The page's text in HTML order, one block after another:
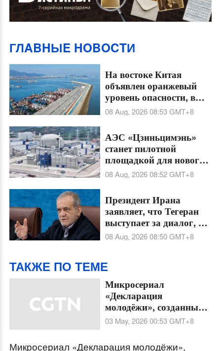
ГЛABHЫE HOBOCTИ
На востоке Китая
объявлен оранжевый
уровень опасности, в
прибрежных
провинциях усилены
меры защиты
08 Aug, 2026 08:53GMT+8
АЭС «Цзиньцимэнь»
станет пилотной
площадкой для нового
реактора «Хуалун-1»
версии 2.0
08 Aug, 2026 08:52GMT+8
Президент Ирана
заявляет, что Тегеран
выступает за диалог, но
не позволит принудить
08 Aug, 2026 08:50GMT+8
ТАКЖЕ ПО ТЕМЕ
Микросериал
«Декларация
молодёжи», созданный с
помощью ИИ, 2-я серия
03 May, 2026 00:53GMT+8
Микросериал «Декларация молодёжи»,